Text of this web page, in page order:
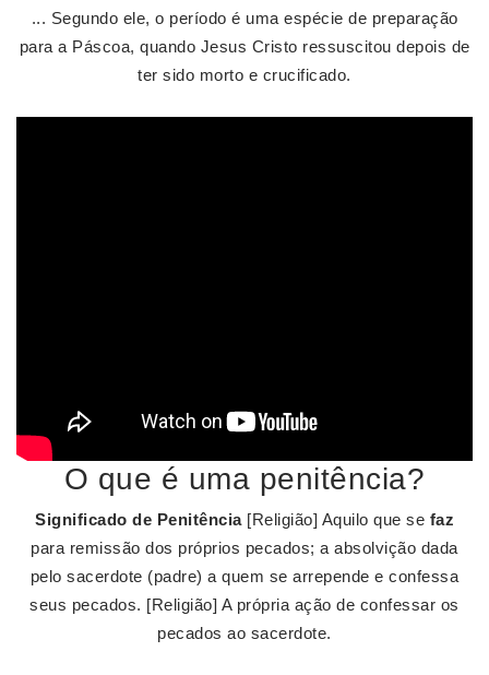
... Segundo ele, o período é uma espécie de preparação
para a Páscoa, quando Jesus Cristo ressuscitou depois de
ter sido morto e crucificado.
O que é uma penitência?
Significado de Penitência[Religião] Aquilo que se faz
para remissão dos próprios pecados; a absolvição dada
pelo sacerdote (padre) a quem se arrepende e confessa
seus pecados. [Religião] A própria ação de confessar os
pecados ao sacerdote.